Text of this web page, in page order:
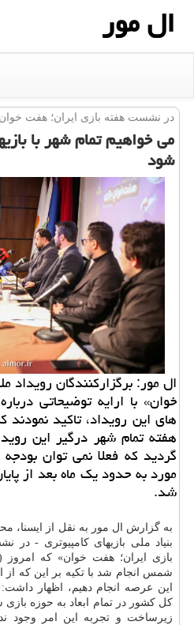
ال مور
در نشست هفته بازی ایران؛ هفت
می خواهیم تمام شهر با
شود
ال مور: برگزارکنندگان رویداد
خوان» با ارایه توضیحاتی
های این رویداد، تاکید
هفته تمام شهر درگیر این
گردید که فعلا نمی توان
مورد به حدود یک ماه بعد از
شد.
به گزارش ال مور به نقل از ایسنا،
بنیاد ملی بازیهای کامپیوتری -
بازی ایران؛ هفت خوان» که امروز
شمس انجام شد با تکیه بر این که از
این عرصه انجام دهیم، اظهار
کل کشور در تمام ابعاد به حوزه
زیرساخت و تجربه این امر وجود